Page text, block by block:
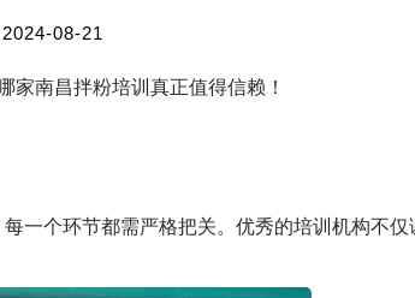
08-21
南昌拌粉培训真正值得信赖！
个环节都需严格把关。优秀的培训机构不仅